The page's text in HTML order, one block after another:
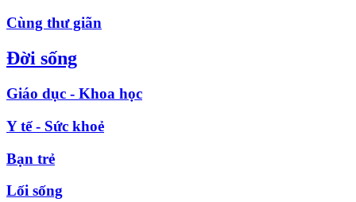
Cùng thư giãn
Đời sống
Giáo dục - Khoa học
Y tế - Sức khoẻ
Bạn trẻ
Lối sống